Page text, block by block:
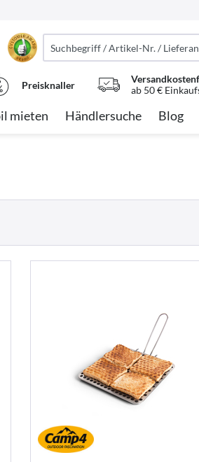
Preisknaller
ab 50 €
mieten Händlersuche Blog